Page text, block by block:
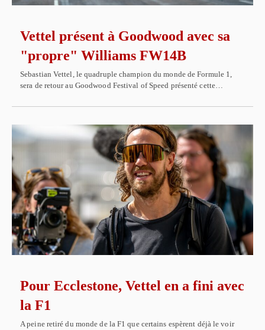
Vettel présent à Goodwood avec sa
"propre" Williams FW14B
Sebastian Vettel, le quadruple champion du monde de Formule 1,
sera de retour au Goodwood Festival of Speed présenté cette…
Pour Ecclestone, Vettel en a fini avec
la F1
A peine retiré du monde de la F1 que certains espèrent déjà le voir